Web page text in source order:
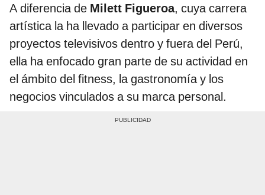
A diferencia de Milett Figueroa, cuya carrera
artística la ha llevado a participar en diversos
proyectos televisivos dentro y fuera del Perú,
ella ha enfocado gran parte de su actividad en
el ámbito del fitness, la gastronomía y los
negocios vinculados a su marca personal.